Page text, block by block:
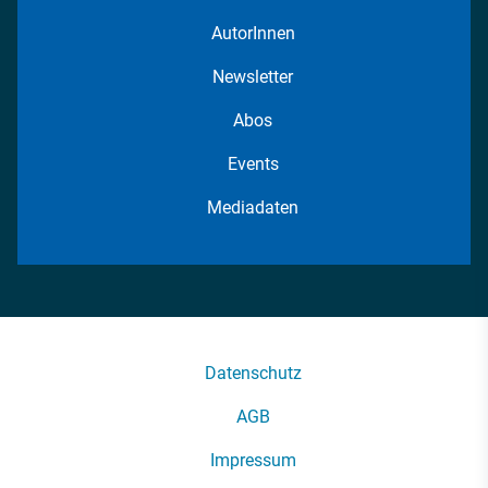
AutorInnen
Newsletter
Abos
Events
Mediadaten
Datenschutz
AGB
Impressum